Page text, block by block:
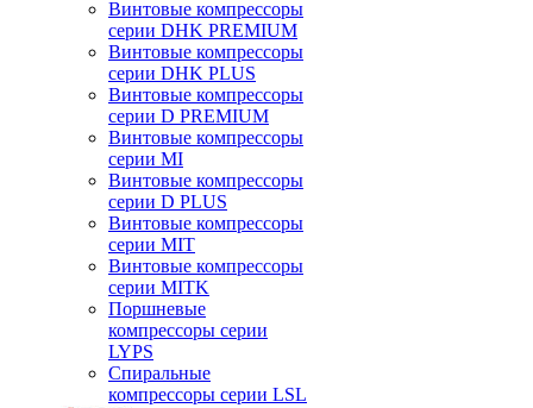
Винтовые компрессоры
серии DHK PREMIUM
Винтовые компрессоры
серии DHK PLUS
Винтовые компрессоры
серии D PREMIUM
Винтовые компрессоры
серии MI
Винтовые компрессоры
серии D PLUS
Винтовые компрессоры
серии MIT
Винтовые компрессоры
серии MITK
Поршневые
компрессоры серии
LYPS
Спиральные
компрессоры серии LSL